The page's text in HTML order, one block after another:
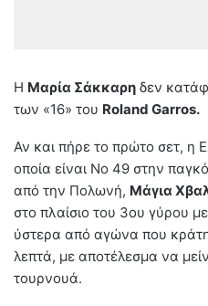
Η Μαρία Σάκκαρη δεν
των «16» του Roland Garros.
Αν και πήρε το πρώτο σετ, η
οποία είναι Νο 49 στην
από την Πολωνή, Μάγια
στο πλαίσιο του 3ου γύρου
ύστερα από αγώνα που
λεπτά, με αποτέλεσμα να
τουρνουά.